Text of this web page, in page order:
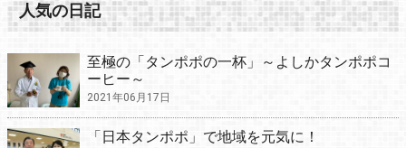
人気の日記
至極の「タンポポの一杯」～よしかタンポポコ
ーヒー～
2021年06月17日
「日本タンポポ」で地域を元気に！